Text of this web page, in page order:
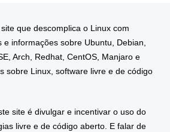
que descomplica o Linux com
e informações sobre Ubuntu, Debian,
Arch, Redhat, CentOS, Manjaro e
sobre Linux, software livre e de código
site é divulgar e incentivar o uso do
livre e de código aberto. E falar de